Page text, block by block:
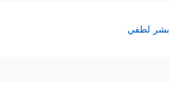
بشر لطفي